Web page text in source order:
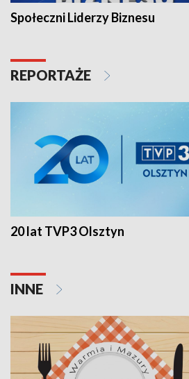
Społeczni Liderzy Biznesu
REPORTAŻE
20 lat TVP3 Olsztyn
INNE